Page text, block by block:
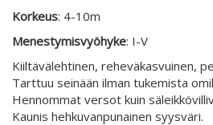
Korkeus: 4-10m
Menestymisvyöhyke: I-V
Kiiltävälehtinen, reheväkasvuinen,
Tarttuu seinään ilman tukemista
Hennommat versot kuin
Kaunis hehkuvanpunainen syysväri.